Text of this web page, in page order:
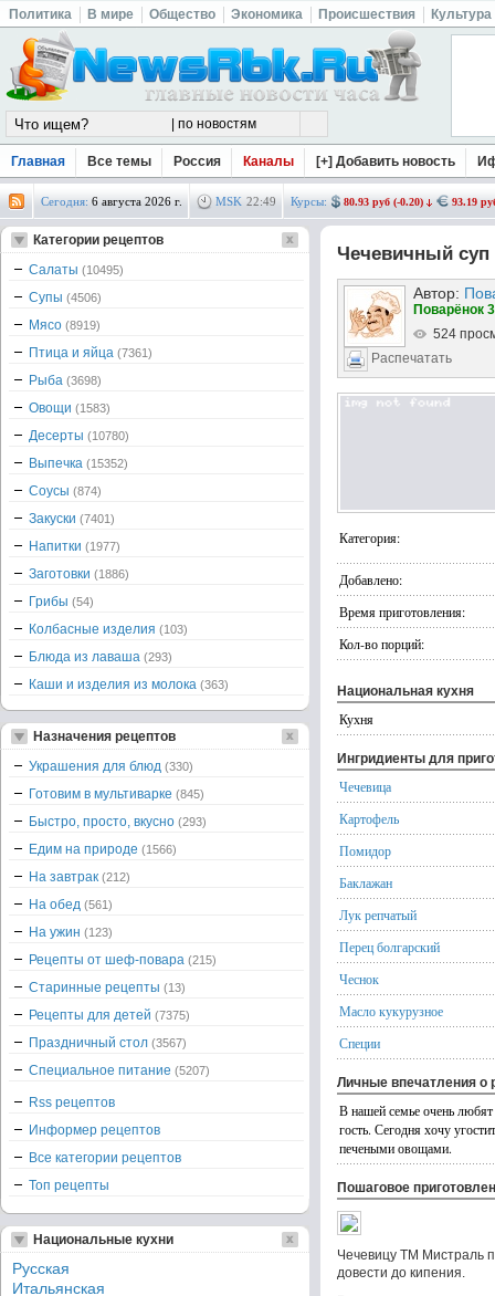
Политика В мире Общество Экономика Происшествия Культура
Главная Все темы Россия Каналы [+] Добавить новость
Сегодня: 6 августа 2026 г. MSK 22:49 Курсы: 80.93 руб (-0.20) 93.19
Чечевичный
Автор:
Поварёнок
524
Распечатать
Категория:
Добавлено:
Время приготовления:
Кол-во порций:
Национальная кухня
Кухня
Ингридиенты для
Чечевица
Картофель
Помидор
Баклажан
Лук репчатый
Перец болгарский
Чеснок
Масло кукурузное
Специи
Личные впечатления о
В нашей семье очень
гость. Сегодня хочу
печеными овощами.
Пошаговое
Чечевицу ТМ Мистраль
довести до кипения.
Категории рецептов
Салаты (10495)
Супы (4506)
Мясо (8919)
Птица и яйца (7361)
Рыба (3698)
Овощи (1583)
Десерты (10780)
Выпечка (15352)
Соусы (874)
Закуски (7401)
Напитки (1977)
Заготовки (1886)
Грибы (54)
Колбасные изделия (103)
Блюда из лаваша (293)
Каши и изделия из молока (363)
Назначения рецептов
Украшения для блюд (330)
Готовим в мультиварке (845)
Быстро, просто, вкусно (293)
Едим на природе (1566)
На завтрак (212)
На обед (561)
На ужин (123)
Рецепты от шеф-повара (215)
Старинные рецепты (13)
Рецепты для детей (7375)
Праздничный стол (3567)
Специальное питание (5207)
Rss рецептов
Информер рецептов
Все категории рецептов
Топ рецепты
Национальные кухни
Русская
Итальянская